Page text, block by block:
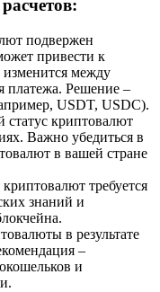
подвержен
привести к
между
платежа. Решение –
USDT, USDC).
статус криптовалют
Важно убедиться в
в вашей стране
требуется
знаний и
в результате
–
и